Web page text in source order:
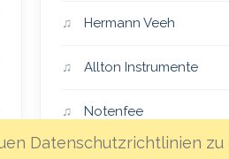
Datenschutzrichtlinien
Hermann Veeh
Allton Instrumente
Notenfee